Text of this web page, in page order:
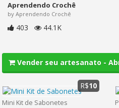
Aprendendo Crochê
by Aprendendo Crochê
403 44.1K
Vender seu artesanato -
Mini Kit de Sabonetes
R$10